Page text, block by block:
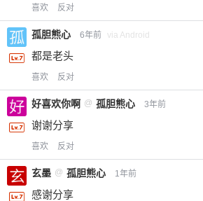
喜欢 反对
孤胆熊心 6年前 via Android
都是老头
喜欢 反对
好喜欢你啊 @ 孤胆熊心 3年前
谢谢分享
喜欢 反对
玄墨 @ 孤胆熊心 1年前
感谢分享